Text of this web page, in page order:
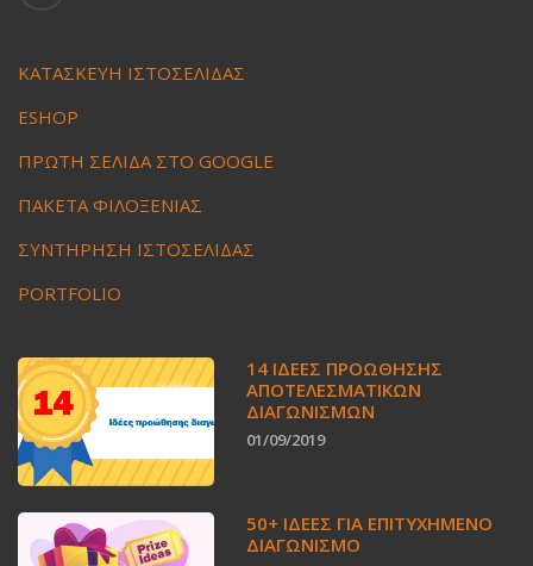
ΚΑΤΑΣΚΕΥΗ ΙΣΤΟΣΕΛΙΔΑΣ
ESHOP
ΠΡΩΤΗ ΣΕΛΙΔΑ ΣΤΟ GOOGLE
ΠΑΚΕΤΑ ΦΙΛΟΞΕΝΙΑΣ
ΣΥΝΤΗΡΗΣΗ ΙΣΤΟΣΕΛΙΔΑΣ
PORTFOLIO
14 ΙΔΈΕΣ ΠΡΟΏΘΗΣΗΣ
ΑΠΟΤΕΛΕΣΜΑΤΙΚΏΝ
ΔΙΑΓΩΝΙΣΜΏΝ
01/09/2019
50+ ΙΔΕΕΣ ΓΙΑ ΕΠΙΤΥΧΗΜΕΝΟ
ΔΙΑΓΩΝΙΣΜΟ